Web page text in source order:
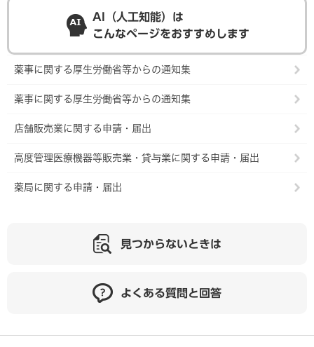
AI（人工知能）は
こんなページをおすすめします
薬事に関する厚生労働省等からの通知集
薬事に関する厚生労働省等からの通知集
店舗販売業に関する申請・届出
高度管理医療機器等販売業・貸与業に関する申請・届出
薬局に関する申請・届出
見つからないときは
よくある質問と回答